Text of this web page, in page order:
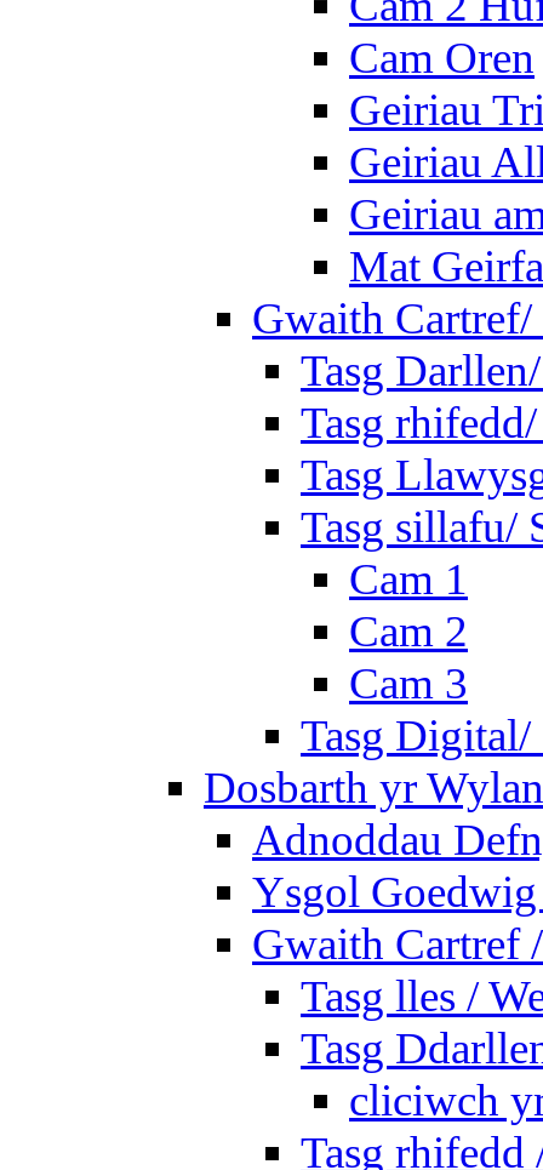
Cam Oren
Geiriau
Geiriau
Geiriau
Mat
Gwaith
Tasg
Tasg
Tasg
Tasg sillafu/
Cam 1
Cam 2
Cam 3
Tasg
Dosbarth yr
Adnoddau
Ysgol
Gwaith Cartref
Tasg lles /
Tasg
cliciwch
Tasg rhifedd